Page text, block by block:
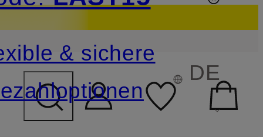
ÜBERSPRINGEN
& sichere
DE